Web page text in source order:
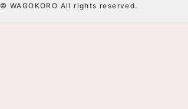
© WAGOKORO All rights reserved.